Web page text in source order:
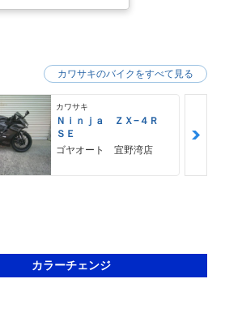
カワサキ
Ｎｉｎｊａ ＺＸ−４Ｒ
ＳＥ
ゴヤオート 宜野湾店
カワサキのバイクをすべて見る
カラーチェンジ